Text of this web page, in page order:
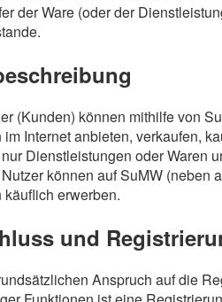
der Ware (oder der
(Kunden) können mithilfe von
Internet anbieten, verkaufen,
Dienstleistungen oder Waren
können auf SuMW (neben
erwerben.
und
Anspruch auf die